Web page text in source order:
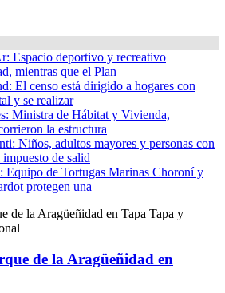
: Espacio deportivo y recreativo
mientras que el Plan
: El censo está dirigido a hogares con
y se realizar
: Ministra de Hábitat y Vivienda,
la estructura
: Niños, adultos mayores y personas con
de salid
: Equipo de Tortugas Marinas Choroní y
protegen una
de la Aragüeñidad en